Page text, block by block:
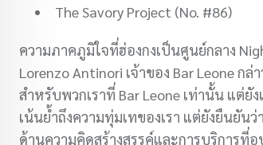
The Savory Project (No. #86)
ความภาคภูมิใจที่ฮ่องกงเป็นศูนย์กลาง
Lorenzo Antinori เจ้าของ Bar Leone ก
สำหรับพวกเราที่ Bar Leone เท่านั้น แต่
เน้นย้ำถึงความทุ่มเทของเรา แต่ยังยืนยัน
ด้านความคิดสร้างสรรค์และการบริการที่